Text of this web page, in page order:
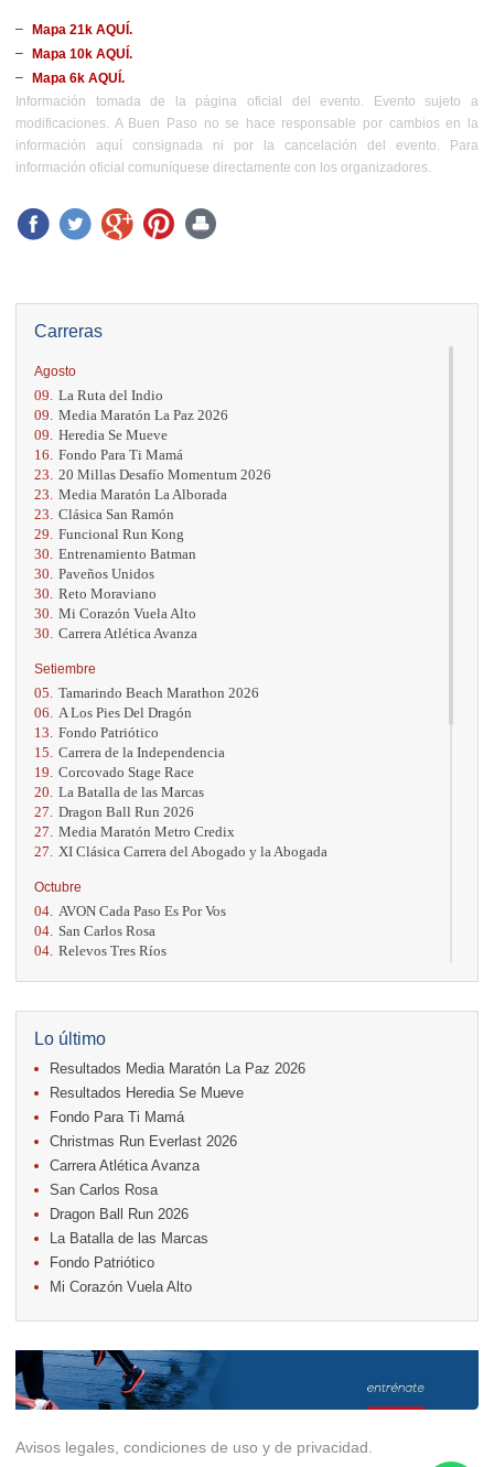
Carreras
Agosto
09. La Ruta del Indio
09. Media Maratón La Paz 2026
09. Heredia Se Mueve
16. Fondo Para Ti Mamá
23. 20 Millas Desafío Momentum 2026
23. Media Maratón La Alborada
23. Clásica San Ramón
29. Funcional Run Kong
30. Entrenamiento Batman
30. Paveños Unidos
30. Reto Moraviano
30. Mi Corazón Vuela Alto
30. Carrera Atlética Avanza
Setiembre
05. Tamarindo Beach Marathon 2026
06.
A Los Pies Del Dragón
13. Fondo Patriótico
15. Carrera de la Independencia
19. Corcovado Stage Race
20. La Batalla de las Marcas
27. Dragon Ball Run 2026
27. Media Maratón Metro Credix
27.
XI Clásica Carrera del Abogado y la Abogada
Octubre
04. AVON Cada Paso Es Por Vos
04. San Carlos Rosa
04. Relevos Tres Ríos
17. Caribe Paradise Run
18.
Casa Turire Trail Run
18. Warriors Run Circuit
18. Samsung Jacó Beach Half Marathon 2026
25. KRun by Under Armour
25.
Run Alajuela
Noviembre
08. Lindora Run
15. Entre Pan y Rosas
Diciembre
06. Trail Vulcania 2026
12. Media Maratón Puntarenas 2026
Lo último
Resultados Media Maratón La Paz 2026
Resultados Heredia Se Mueve
Fondo Para Ti Mamá
Christmas Run Everlast 2026
Carrera Atlética Avanza
San Carlos Rosa
Dragon Ball Run 2026
La Batalla de las Marcas
Fondo Patriótico
Mi Corazón Vuela Alto
Mapa 21k AQUÍ.
Mapa 10k AQUÍ.
Mapa 6k AQUÍ.
Información tomada de la página oficial del evento. Evento sujeto a
modificaciones. A Buen Paso no se hace responsable por cambios en la
información aquí consignada ni por la cancelación del evento. Para
información oficial comuníquese directamente con los organizadores.
Avisos legales, condiciones de uso y de privacidad.